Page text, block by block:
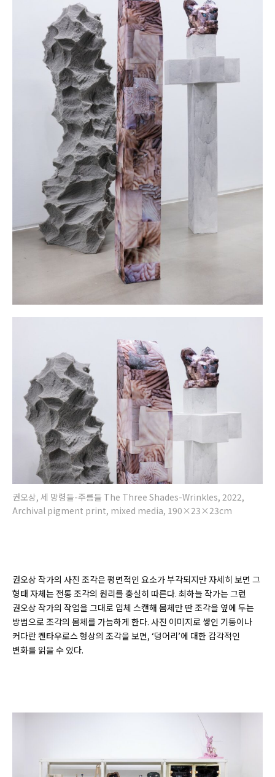
권오상, 세 망령들-주름들 The Three Shades-Wrinkles, 2022,
Archival pigment print, mixed media, 190×23×23cm
권오상 작가의 사진 조각은 평면적인 요소가 부각되지만 자세히 보면 그
형태 자체는 전통 조각의 원리를 충실히 따른다. 최하늘 작가는 그런
권오상 작가의 작업을 그대로 입체 스캔해 몸체만 딴 조각을 옆에 두는
방법으로 조각의 몸체를 가늠하게 한다. 사진 이미지로 쌓인 기둥이나
커다란 켄타우로스 형상의 조각을 보면, ‘덩어리’에 대한 감각적인
변화를 읽을 수 있다.